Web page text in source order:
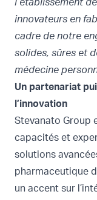
l’établissement
innovateurs en
cadre de notre
solides, sûres et
médecine
Un partenariat
l’innovation
Stevanato Group
capacités et
solutions
pharmaceutique
un accent sur